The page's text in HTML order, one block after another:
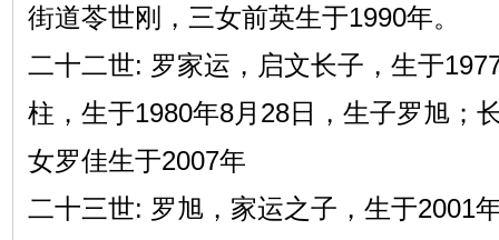
街道苓世刚，三女前英生于1990年。
二十二世: 罗家运，启文长子，生于
柱，生于1980年8月28日，生子罗旭；
女罗佳生于2007年
二十三世: 罗旭，家运之子，生于2001